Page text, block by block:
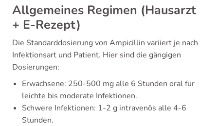
Allgemeines Regimen (Hausarzt
+ E-Rezept)
Die Standarddosierung von Ampicillin variiert je nach
Infektionsart und Patient. Hier sind die gängigen
Dosierungen:
Erwachsene: 250-500 mg alle 6 Stunden oral für
leichte bis moderate Infektionen.
Schwere Infektionen: 1-2 g intravenös alle 4-6
Stunden.